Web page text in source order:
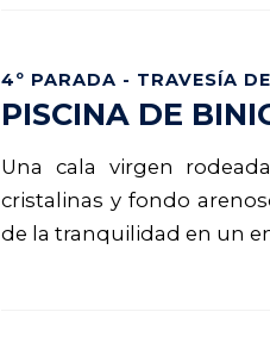
4º PARADA - TRAVESÍA
PISCINA DE
Una cala virgen
cristalinas y fondo
de la tranquilidad en un